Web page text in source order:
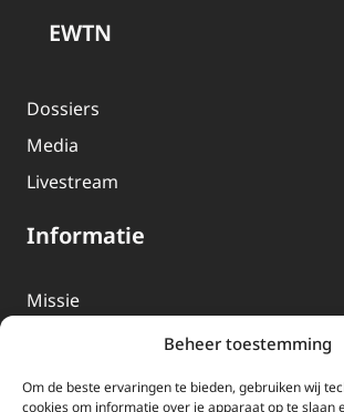
Beheer toestemming
Om de beste ervaringen te bieden, gebruiken wij
cookies om informatie over je apparaat op te slaan
EWTN
Dossiers
Media
Livestream
Informatie
Missie